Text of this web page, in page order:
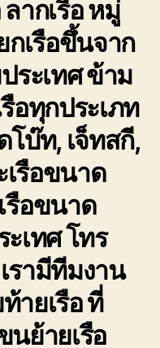
เกาะ
สิ
มิ
ลัน
ย้าย
เรือ
ทุก
ชนิด
ากเรือ หมู่
เรือขึ้นจาก
ระเทศ ข้าม
อทุกประเภท
โบ๊ท, เจ็ทสกี,
เรือขนาด
รือขนาด
เทศ โทร
ามีทีมงาน
ายเรือ ที่
ย้ายเรือ